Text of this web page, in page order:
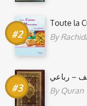
Toute la
By
– رباعي
By Quran